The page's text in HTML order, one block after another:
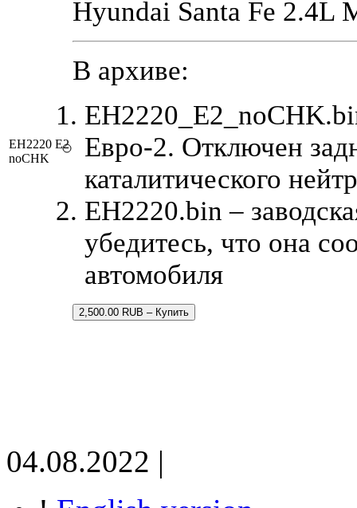
EH2220 E2
noCHK
Hyundai Santa Fe 2.4L
В архиве:
Евро-2. Отключен
каталитического
EH2220.bin –
убедитесь, что она
автомобиля
2,500.00 RUB – Купить
04.08.2022 |